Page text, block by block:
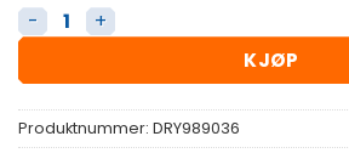
Radiatorslange antall
KJØP
Produktnummer: DRY989036